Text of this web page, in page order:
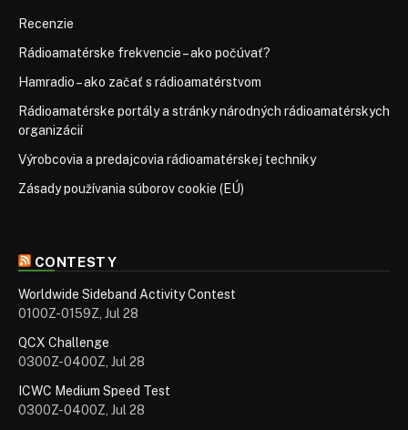
Recenzie
Rádioamatérske frekvencie – ako počúvať?
Hamradio – ako začať s rádioamatérstvom
Rádioamatérske portály a stránky národných rádioamatérskych
organizácií
Výrobcovia a predajcovia rádioamatérskej techniky
Zásady používania súborov cookie (EÚ)
CONTESTY
Worldwide Sideband Activity Contest
0100Z-0159Z, Jul 28
QCX Challenge
0300Z-0400Z, Jul 28
ICWC Medium Speed Test
0300Z-0400Z, Jul 28